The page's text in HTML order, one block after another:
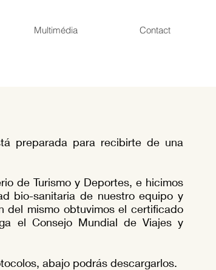
Multimédia Contact
preparada para recibirte de una
de Turismo y Deportes, e hicimos
bio-sanitaria de nuestro equipo y
del mismo obtuvimos el certificado
el Consejo Mundial de Viajes y
abajo podrás descargarlos.